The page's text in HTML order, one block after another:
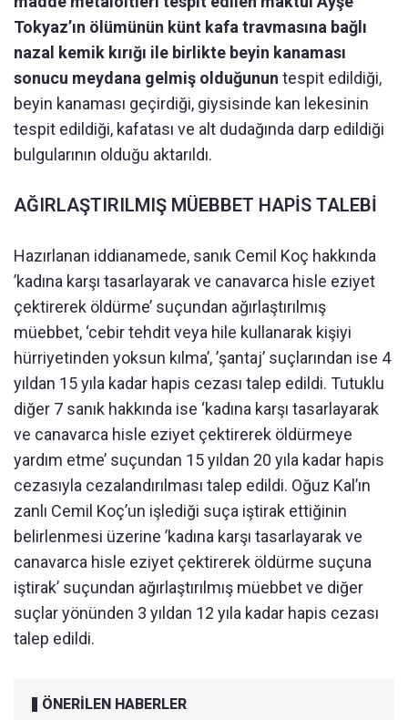
Tokyaz’ın ölümünün künt kafa travmasına bağlı
nazal kemik kırığı ile birlikte beyin kanaması
sonucu meydana gelmiş olduğunun tespit edildiği,
beyin kanaması geçirdiği, giysisinde kan lekesinin
tespit edildiği, kafatası ve alt dudağında darp edildiği
bulgularının olduğu aktarıldı.
AĞIRLAŞTIRILMIŞ MÜEBBET HAPİS TALEBİ
Hazırlanan iddianamede, sanık Cemil Koç hakkında
’kadına karşı tasarlayarak ve canavarca hisle eziyet
çektirerek öldürme’ suçundan ağırlaştırılmış
müebbet, ‘cebir tehdit veya hile kullanarak kişiyi
hürriyetinden yoksun kılma’, ’şantaj’ suçlarından ise 4
yıldan 15 yıla kadar hapis cezası talep edildi. Tutuklu
diğer 7 sanık hakkında ise ‘kadına karşı tasarlayarak
ve canavarca hisle eziyet çektirerek öldürmeye
yardım etme’ suçundan 15 yıldan 20 yıla kadar hapis
cezasıyla cezalandırılması talep edildi. Oğuz Kal’ın
zanlı Cemil Koç’un işlediği suça iştirak ettiğinin
belirlenmesi üzerine ’kadına karşı tasarlayarak ve
canavarca hisle eziyet çektirerek öldürme suçuna
iştirak’ suçundan ağırlaştırılmış müebbet ve diğer
suçlar yönünden 3 yıldan 12 yıla kadar hapis cezası
talep edildi.
ÖNERİLEN HABERLER